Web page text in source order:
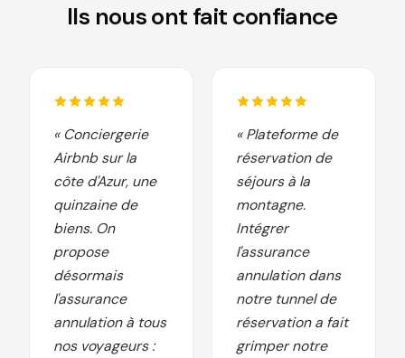
Ils nous ont fait confiance
« Conciergerie
Airbnb sur la
côte d'Azur, une
quinzaine de
biens. On
propose
désormais
l'assurance
annulation à tous
nos voyageurs :
« Plateforme de
réservation de
séjours à la
montagne.
Intégrer
l'assurance
annulation dans
notre tunnel de
réservation a fait
grimper notre